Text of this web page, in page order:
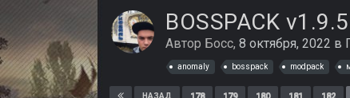
BOSSPACK v1.9.5
Автор Босс, 8 октября, 2022 в
anomaly bosspack modpack
НАЗАД